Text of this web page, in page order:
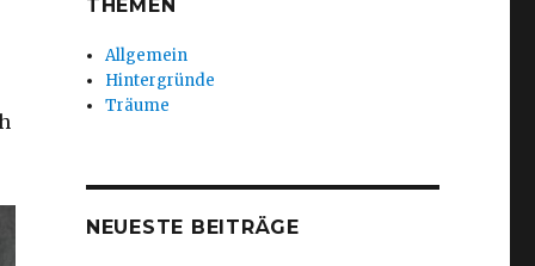
THEMEN
Allgemein
Hintergründe
Träume
NEUESTE BEITRÄGE